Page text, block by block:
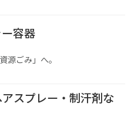
容器
源ごみ」へ。
スプレー・制汗剤な